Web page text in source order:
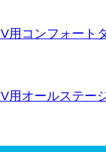
用コンフォー
用オールステ